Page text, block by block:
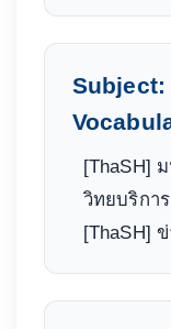
Subject:
[ThaSH]
วิทยบริการ
[ThaSH]